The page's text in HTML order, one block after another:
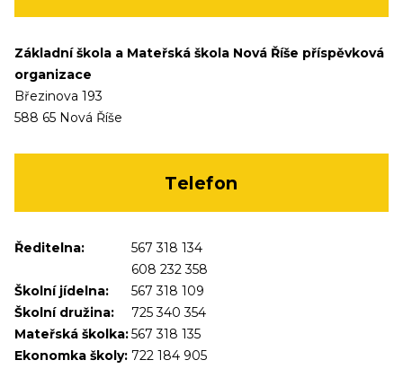
Základní škola a Mateřská škola Nová Říše příspěvková
organizace
Březinova 193
588 65 Nová Říše
Telefon
Ředitelna:
567 318 134
608 232 358
Školní jídelna:
567 318 109
Školní družina:
725 340 354
Mateřská školka:567 318 135
Ekonomka školy: 722 184 905